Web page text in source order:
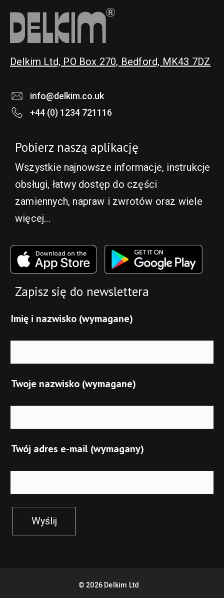
Delkim Ltd, PO Box 270, Bedford, MK43 7DZ
info@delkim.co.uk
+44 (0) 1234 721116
Pobierz naszą aplikację
Wszystkie najnowsze informacje, instrukcje
obsługi, łatwy dostęp do części
zamiennych, napraw i zwrotów oraz wiele
więcej...
Zapisz się do newslettera
Imię i nazwisko (wymagane)
Twoje nazwisko (wymagane)
Twój adres e-mail (wymagany)
Wyślij
© 2026 Delkim Ltd